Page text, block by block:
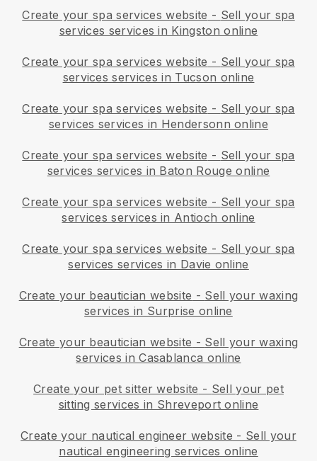
Create your spa services website - Sell your spa
services services in Kingston online
Create your spa services website - Sell your spa
services services in Tucson online
Create your spa services website - Sell your spa
services services in Hendersonn online
Create your spa services website - Sell your spa
services services in Baton Rouge online
Create your spa services website - Sell your spa
services services in Antioch online
Create your spa services website - Sell your spa
services services in Davie online
Create your beautician website - Sell your waxing
services in Surprise online
Create your beautician website - Sell your waxing
services in Casablanca online
Create your pet sitter website - Sell your pet
sitting services in Shreveport online
Create your nautical engineer website - Sell your
nautical engineering services online